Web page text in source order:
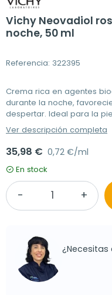
Vichy Neovadiol
noche, 50 ml
Referencia: 322395
Crema rica en agentes
durante la noche,
despertar. Ideal para la
Ver descripción completa
35,98 € 0,72 €/ml
En stock